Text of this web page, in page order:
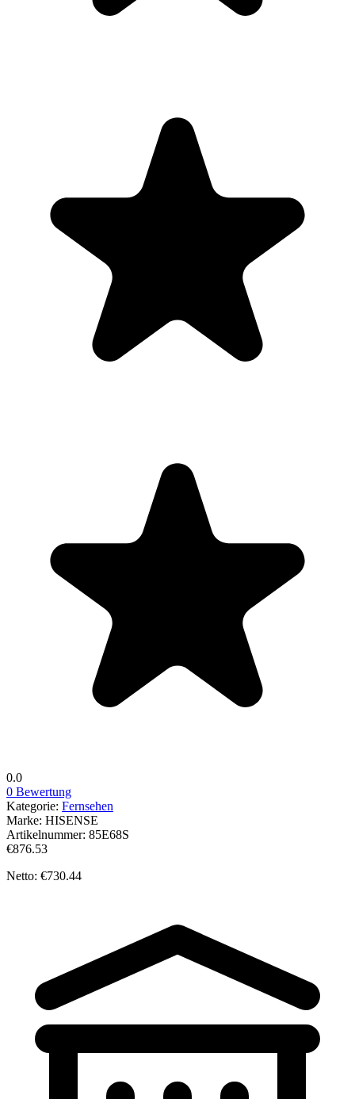
0.0
0 Bewertung
Kategorie: Fernsehen
Marke: HISENSE
Artikelnummer: 85E68S
€876.53
Netto: €730.44